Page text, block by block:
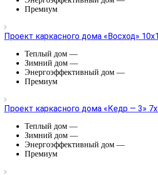
Премиум
Проект каркасного дома «Восход»
Теплый дом —
Зимний дом —
Энергоэффективный дом —
Премиум
Проект каркасного дома «Кедр — 3»
Теплый дом —
Зимний дом —
Энергоэффективный дом —
Премиум